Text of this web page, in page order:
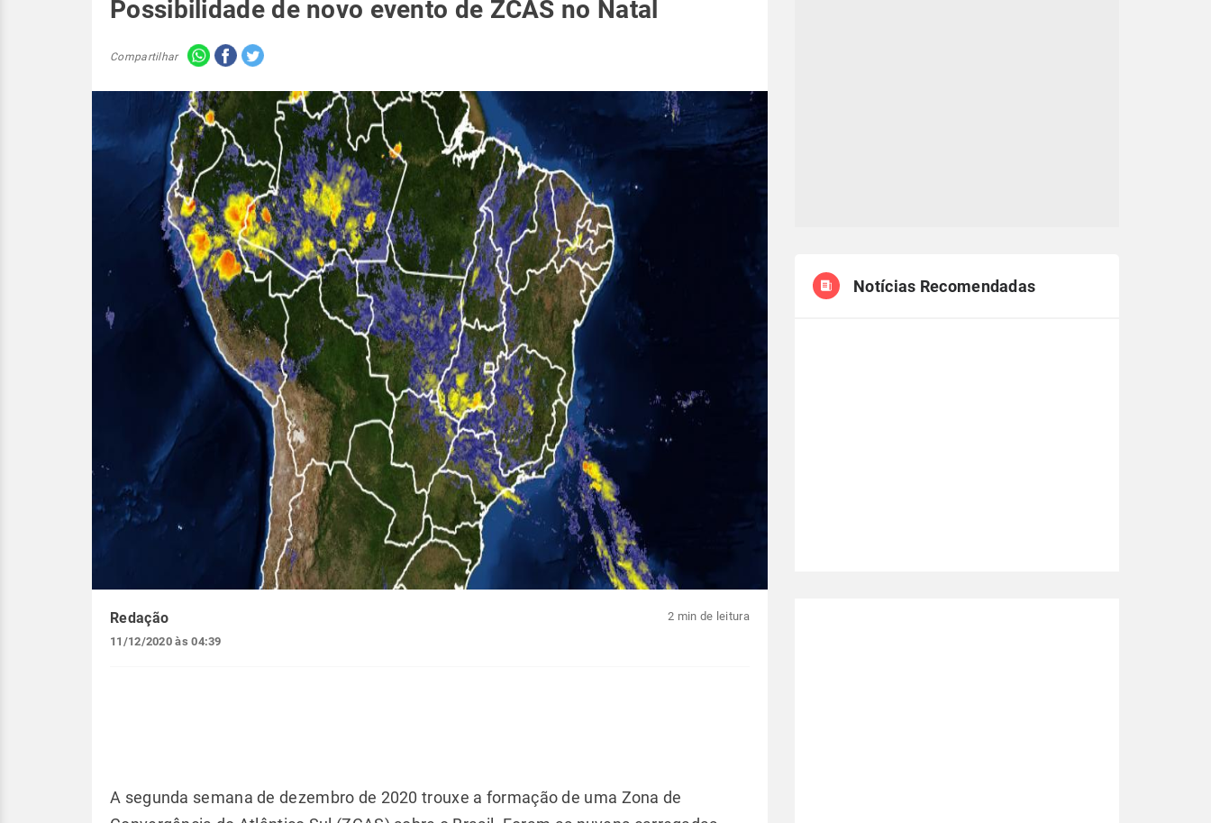
Possibilidade de novo evento de ZCAS no Natal
Compartilhar
Redação
11/12/2020 às 04:39
2 min de leitura
A segunda semana de dezembro de 2020 trouxe a formação de uma Zona de
Notícias Recomendadas